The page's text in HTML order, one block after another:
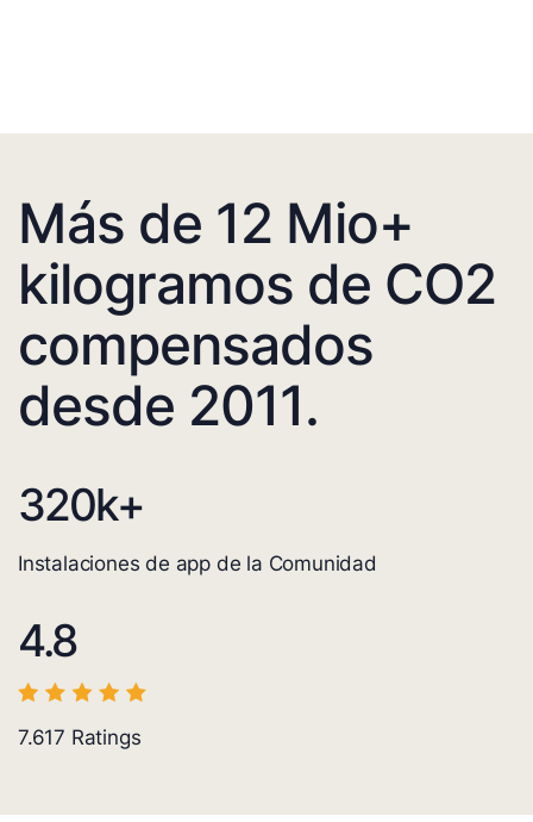
Más de 12 Mio+
kilogramos de CO2
compensados
desde 2011.
320k+
Instalaciones de app de la Comunidad
4.8
7.617 Ratings